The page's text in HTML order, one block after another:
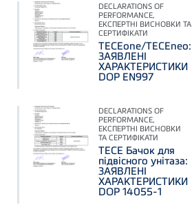
DECLARATIONS OF
PERFORMANCE,
ЕКСПЕРТНІ ВИСНОВКИ ТА
СЕРТИФІКАТИ
TECEone/TECEneo:
ЗАЯВЛЕНІ
ХАРАКТЕРИСТИКИ
DOP EN997
DECLARATIONS OF
PERFORMANCE,
ЕКСПЕРТНІ ВИСНОВКИ
ТА СЕРТИФІКАТИ
TECE Бачок для
підвісного унітаза:
ЗАЯВЛЕНІ
ХАРАКТЕРИСТИКИ
DOP 14055-1